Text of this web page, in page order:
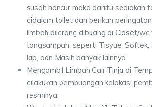
susah hancur maka dariitu sediakan
didalam toilet dan berikan
limbah dilarang dibuang di Closet/
tongsampah, seperti Tisyue, Softek,
lap, dan Masih banyak lainnya.
Mengambil Limbah Cair Tinja di
dilakukan pembuangan kelokasi
resminya.